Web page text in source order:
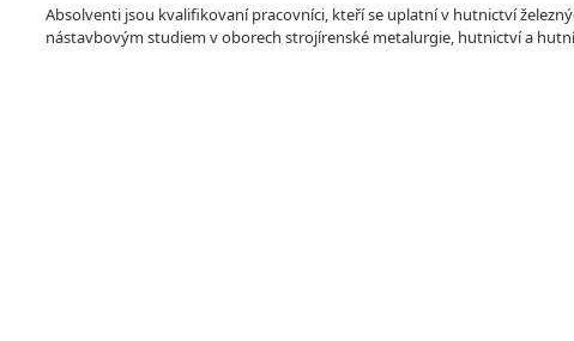
Absolventi jsou kvalifikovaní pracovníci, kteří se uplatní v hutnictví
nástavbovým studiem v oborech strojírenské metalurgie, hutnictví a